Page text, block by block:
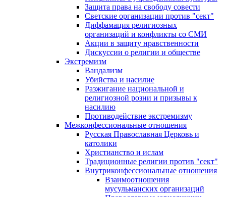
Защита права на свободу совести
Светские организации против "сект"
Диффамация религиозных
организаций и конфликты со СМИ
Акции в защиту нравственности
Дискуссии о религии и обществе
Экстремизм
Вандализм
Убийства и насилие
Разжигание национальной и
религиозной розни и призывы к
насилию
Противодействие экстремизму
Межконфессиональные отношения
Русская Православная Церковь и
католики
Христианство и ислам
Традиционные религии против "сект"
Внутриконфессиональные отношения
Взаимоотношения
мусульманских организаций